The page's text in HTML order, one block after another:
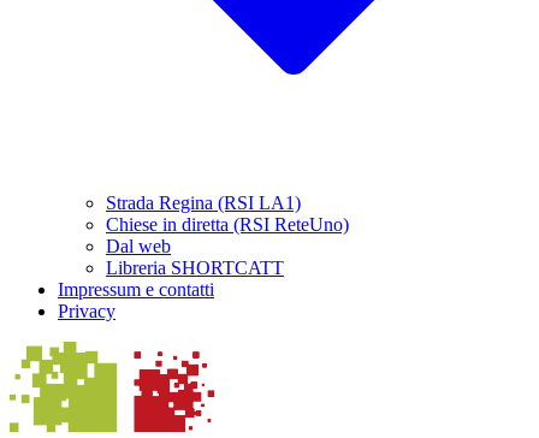
Strada Regina (RSI LA1)
Chiese in diretta (RSI ReteUno)
Dal web
Libreria SHORTCATT
Impressum e contatti
Privacy